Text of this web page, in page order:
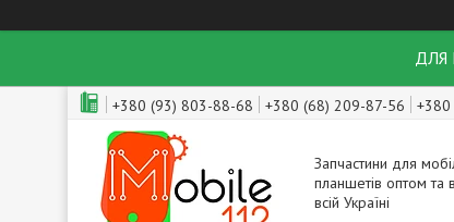
ДЛЯ
+380 (93) 803-88-68 +380 (68) 209-87-56
Запчастини для
планшетів оптом та
всій Україні